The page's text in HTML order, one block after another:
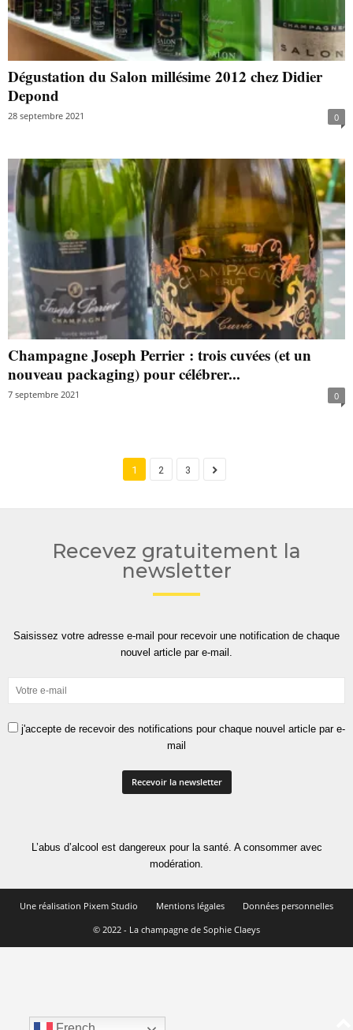
Dégustation du Salon millésime 2012 chez Didier
Depond
28 septembre 2021 0
Champagne Joseph Perrier : trois cuvées (et un
nouveau packaging) pour célébrer...
7 septembre 2021 0
1 2 3
Recevez gratuitement la
newsletter
Saisissez votre adresse e-mail pour recevoir une notification de chaque
nouvel article par e-mail.
j'accepte de recevoir des notifications pour chaque nouvel article par e-
mail
L’abus d’alcool est dangereux pour la santé. A consommer avec
modération.
Une réalisation Pixem Studio Mentions légales
Données personnelles
© 2022 - La champagne de Sophie Claeys